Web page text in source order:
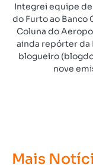
Integrei equipe
do Furto ao Banco
Coluna do
ainda repórter da
blogueiro
nove
Mais